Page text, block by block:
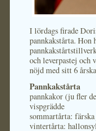
I lördags firade
pannkakstårta. Hon
och leverpastej och
nöjd med sitt 6
Pannkakstårta
pannkakor (ju fler
vispgrädde
sommartårta:
vintertårta: